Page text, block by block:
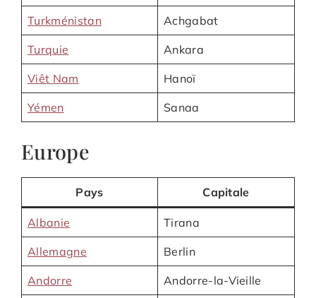
Turkménistan Achgabat
Turquie Ankara
Viêt Nam Hanoï
Yémen Sanaa
Europe
Pays Capitale
Albanie Tirana
Allemagne Berlin
Andorre Andorre-la-Vieille